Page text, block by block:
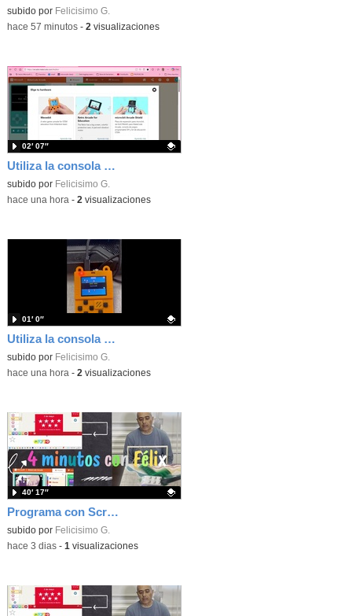
Contenido educativo.
subido por Felicisimo G.
-hace 57 minutos- 2 visualizaciones
Utiliza la consola Mewbit de Kittenbot para llevar tus juegos arcade de MakeCode a tu mano
Contenido educativo.
subido por Felicisimo G.
02′ 07″
-hace una hora - 2 visualizaciones
Utiliza la consola Meowbit de KIttenbot para jugar con tus programas MakeCode Arcade
Contenido educativo.
subido por Felicisimo G.
01′ 0″
-hace una hora - 2 visualizaciones
Programa con Scratch, 8 diferentes juegos para vivir la emoción de los partidos de España en el mundial 2026
Contenido educativo.
subido por Felicisimo G.
40′ 17″
-hace 3 dias- 1 visualizaciones